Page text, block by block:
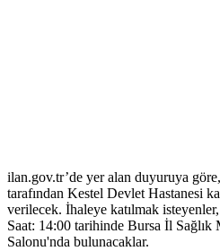
ilan.gov.tr’de yer alan duyuruya
tarafından Kestel Devlet Hastanesi
verilecek. İhaleye katılmak
Saat: 14:00 tarihinde Bursa İl Sağlık
Salonu'nda bulunacaklar.